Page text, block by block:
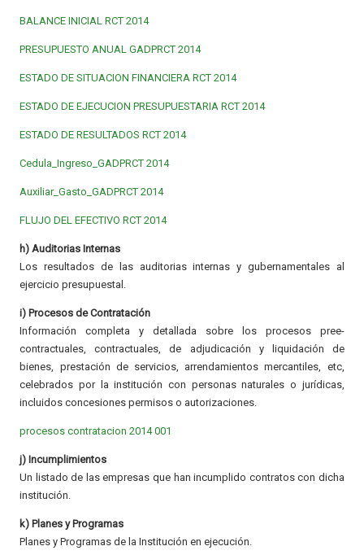
BALANCE INICIAL RCT 2014
PRESUPUESTO ANUAL GADPRCT 2014
ESTADO DE SITUACION FINANCIERA RCT 2014
ESTADO DE EJECUCION PRESUPUESTARIA RCT 2014
ESTADO DE RESULTADOS RCT 2014
Cedula_Ingreso_GADPRCT 2014
Auxiliar_Gasto_GADPRCT 2014
FLUJO DEL EFECTIVO RCT 2014
h) Auditorias Internas
Los resultados de las auditorias internas y gubernamentales al
ejercicio presupuestal.
i) Procesos de Contratación
Información completa y detallada sobre los procesos pree-
contractuales, contractuales, de adjudicación y liquidación de
bienes, prestación de servicios, arrendamientos mercantiles, etc,
celebrados por la institución con personas naturales o jurídicas,
incluidos concesiones permisos o autorizaciones.
procesos contratacion 2014 001
j) Incumplimientos
Un listado de las empresas que han incumplido contratos con dicha
institución.
k) Planes y Programas
Planes y Programas de la Institución en ejecución.